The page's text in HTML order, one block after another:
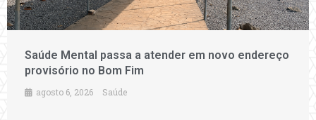
Saúde Mental passa a atender em novo endereço
provisório no Bom Fim
agosto 6, 2026 Saúde